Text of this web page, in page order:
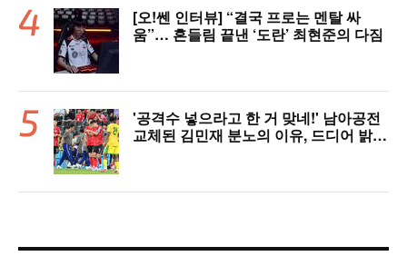
[오!쎈 인터뷰] “결국 프로는 멘탈 싸
움”… 흔들림 끝낸 ‘도란’ 최현준의 다짐
'공격수 넣으라고 한 거 맞네!' 남아공전
교체된 김민재 분노의 이유, 드디어 밝혀